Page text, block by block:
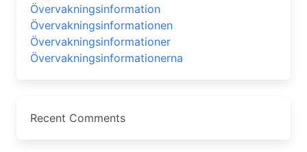
Övervakningsinformation
Övervakningsinformationen
Övervakningsinformationer
Övervakningsinformationerna
Recent Comments